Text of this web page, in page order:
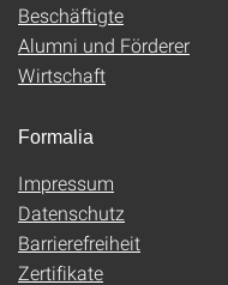
Beschäftigte
Alumni und Förderer
Wirtschaft
Formalia
Impressum
Datenschutz
Barrierefreiheit
Zertifikate